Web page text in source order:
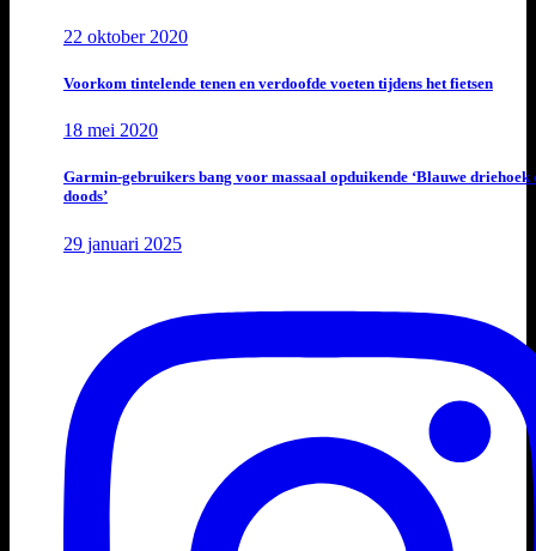
22 oktober 2020
Voorkom tintelende tenen en verdoofde voeten tijdens het fietsen
18 mei 2020
Garmin-gebruikers bang voor massaal opduikende ‘Blauwe driehoek
doods’
29 januari 2025